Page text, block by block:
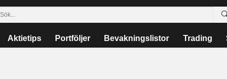
Aktietips Portföljer Bevakningslistor Trading